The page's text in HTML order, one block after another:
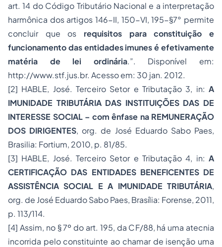
art. 14 do Código Tributário Nacional e a interpretação
harmônica dos artigos 146-II, 150-VI, 195-§7° permite
concluir que os requisitos para constituição e
funcionamento das entidades imunes é efetivamente
matéria de lei ordinária.”. Disponível em:
http://www.stf.jus.br. Acesso em: 30 jan. 2012.
[2] HABLE, José. Terceiro Setor e Tributação 3, in: A
IMUNIDADE TRIBUTÁRIA DAS INSTITUIÇÕES DAS DE
INTERESSE SOCIAL – com ênfase na REMUNERAÇÃO
DOS DIRIGENTES, org. de José Eduardo Sabo Paes,
Brasilia: Fortium, 2010, p. 81/85.
[3] HABLE, José. Terceiro Setor e Tributação 4, in: A
CERTIFICAÇÃO DAS ENTIDADES BENEFICENTES DE
ASSISTÊNCIA SOCIAL E A IMUNIDADE TRIBUTÁRIA,
org. de José Eduardo Sabo Paes, Brasília: Forense, 2011,
p. 113/114.
[4] Assim, no § 7º do art. 195, da CF/88, há uma atecnia
incorrida pelo constituinte ao chamar de isenção uma